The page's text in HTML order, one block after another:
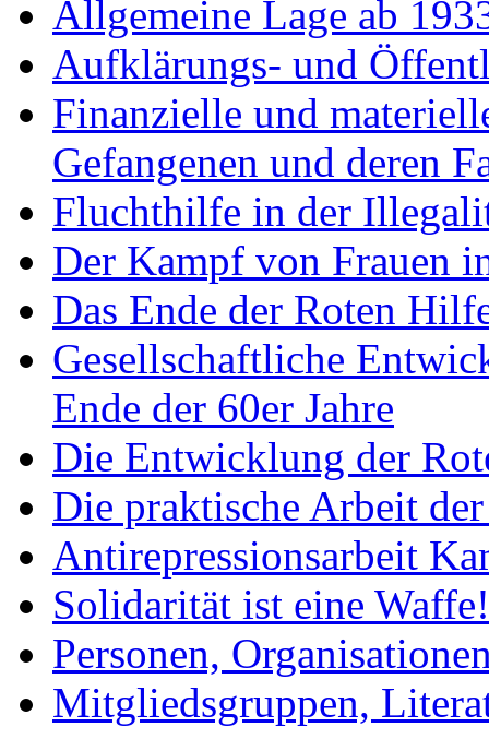
Allgemeine Lage ab
Aufklärungs- und
Finanzielle und
Gefangenen und deren
Fluchthilfe in der
Der Kampf von Frauen
Das Ende der Roten
Gesellschaftliche
Ende der 60er Jahre
Die Entwicklung der
Die praktische Arbeit
Antirepressionsarbeit
Solidarität ist eine Waffe!
Personen,
Mitgliedsgruppen,